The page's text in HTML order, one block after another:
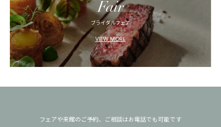
Fair
ブライダルフェア
VIEW MORE
フェアや来館のご予約、ご相談はお電話でも可能です